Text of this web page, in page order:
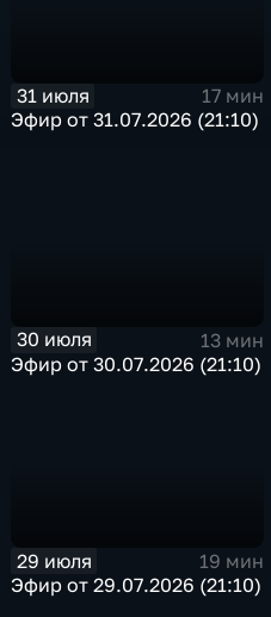
31 июля
17 мин
Эфир от 31.07.2026 (21:10)
30 июля
13 мин
Эфир от 30.07.2026 (21:10)
29 июля
19 мин
Эфир от 29.07.2026 (21:10)